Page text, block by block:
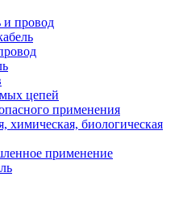
провод
цепей
применения
химическая, биологическая
применение